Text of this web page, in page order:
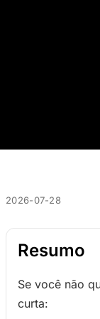
2026-07-28
Resumo
Se você não
curta: